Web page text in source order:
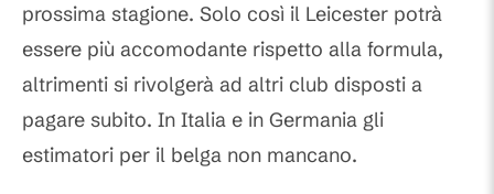
prossima stagione. Solo così il Leicester potrà
essere più accomodante rispetto alla formula,
altrimenti si rivolgerà ad altri club disposti a
pagare subito. In Italia e in Germania gli
estimatori per il belga non mancano.